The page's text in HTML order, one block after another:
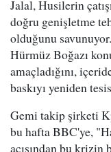
Jalal, Husilerin
doğru genişletme
olduğunu
Hürmüz Boğazı
amaçladığını,
baskıyı yeniden
Gemi takip şirketi
bu hafta BBC'ye,
açısından bu krizin